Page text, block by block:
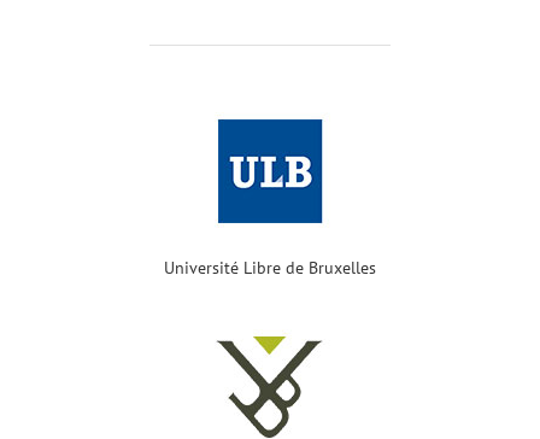
Université Libre de Bruxelles